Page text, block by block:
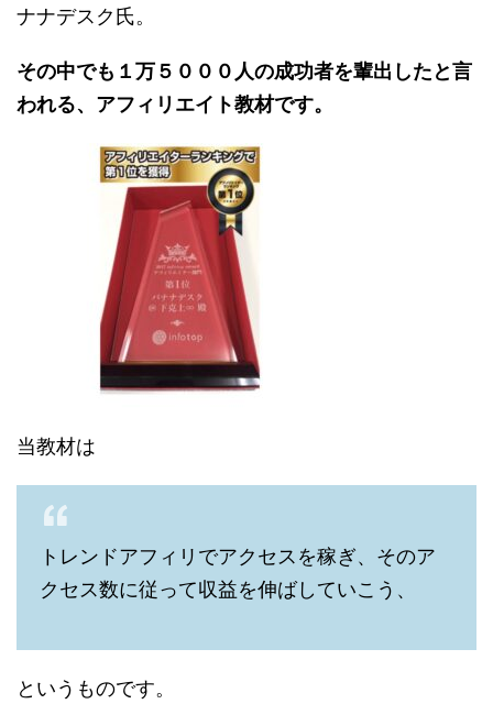
ナナデスク氏。
その中でも１万５０００人の成功者を輩出したと言
われる、アフィリエイト教材です。
当教材は
トレンドアフィリでアクセスを稼ぎ、そのア
クセス数に従って収益を伸ばしていこう、
というものです。